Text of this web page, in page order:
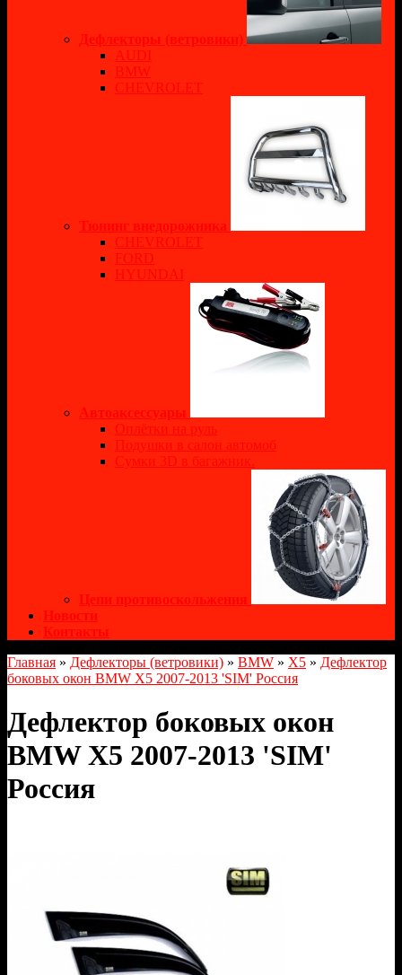
Дефлекторы (ветровики)
AUDI
BMW
CHEVROLET
Тюнинг внедорожника
CHEVROLET
FORD
HYUNDAI
Автоаксессуары
Оплётки на руль
Подушки в салон автомоб
Сумки 3D в багажник.
Цепи противоскольжения
Новости
Контакты
Главная » Дефлекторы (ветровики) » BMW » X5 » Дефлектор
боковых окон BMW X5 2007-2013 'SIM' Россия
Дефлектор боковых окон
BMW X5 2007-2013 'SIM'
Россия